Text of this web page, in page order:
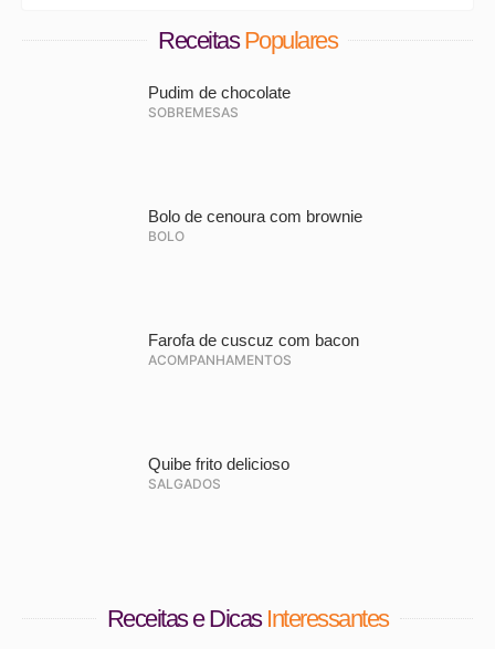
ReceitasPopulares
Pudim de chocolate
SOBREMESAS
Bolo de cenoura com brownie
BOLO
Farofa de cuscuz com bacon
ACOMPANHAMENTOS
Quibe frito delicioso
SALGADOS
Receitas e Dicas Interessantes